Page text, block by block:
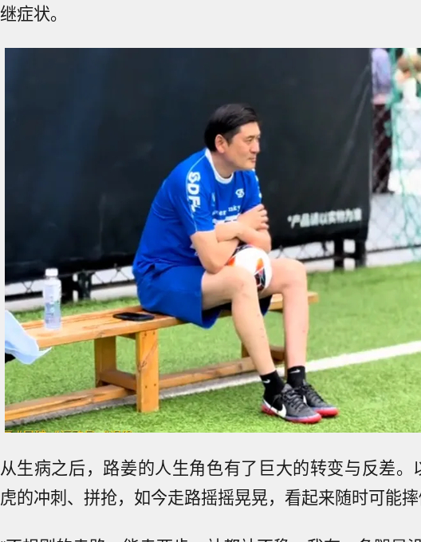
继症状。
从生病之后，路姜的人生角色有了巨大的转变与反差。
虎的冲刺、拼抢，如今走路摇摇晃晃，看起来随时可能摔